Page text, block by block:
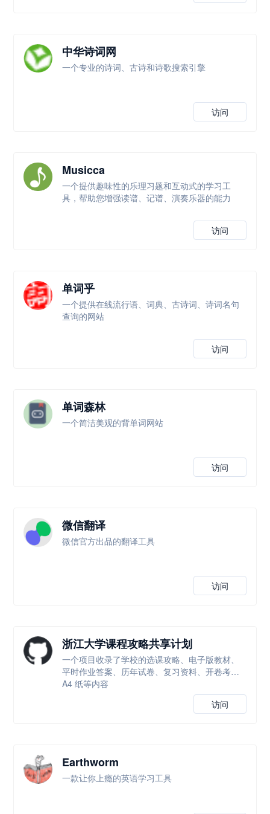
中华诗词网
一个专业的诗词、古诗和诗歌搜索引擎
访问
Musicca
一个提供趣味性的乐理习题和互动式的学习工
具，帮助您增强读谱、记谱、演奏乐器的能力
访问
单词乎
一个提供在线流行语、词典、古诗词、诗词名句
查询的网站
访问
单词森林
一个简洁美观的背单词网站
访问
微信翻译
微信官方出品的翻译工具
访问
浙江大学课程攻略共享计划
一个项目收录了学校的选课攻略、电子版教材、
平时作业答案、历年试卷、复习资料、开卷考试
A4 纸等内容
访问
Earthworm
一款让你上瘾的英语学习工具